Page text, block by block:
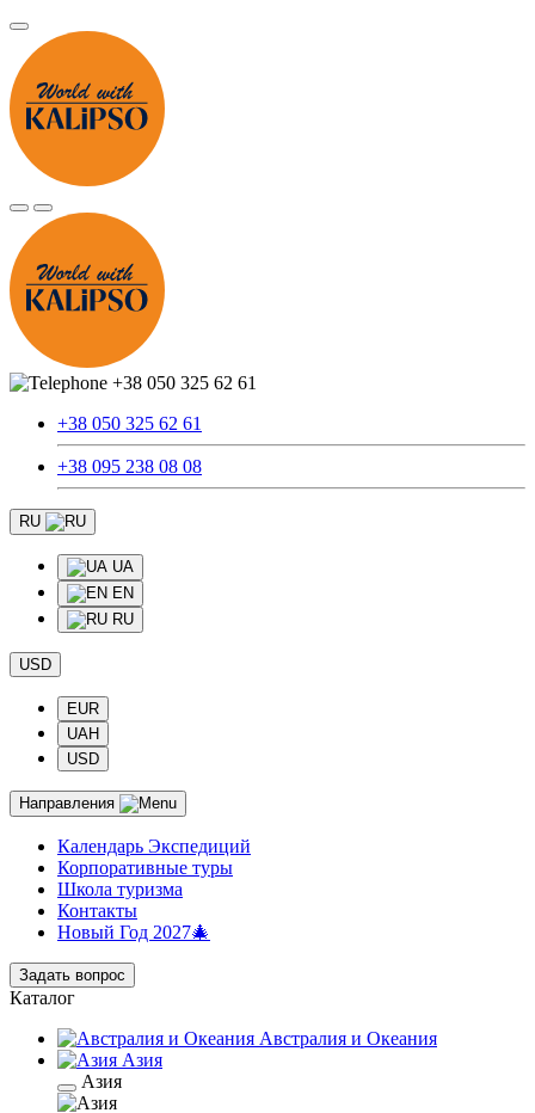
+38 050 325 62 61
+38 050 325 62 61
+38 095 238 08 08
RU
UA
EN
RU
USD
EUR
UAH
USD
Направления
Календарь Экспедиций
Корпоративные туры
Школа туризма
Контакты
Новый Год 2027🎄
Задать вопрос
Каталог
Австралия и Океания
Азия
Азия